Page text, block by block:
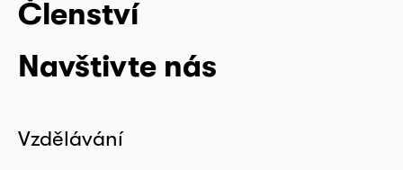
Členství
Navštivte nás
Vzdělávání